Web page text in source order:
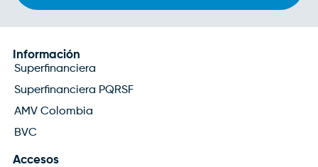
Información
Superfinanciera
Superfinanciera PQRSF
AMV Colombia
BVC
Accesos